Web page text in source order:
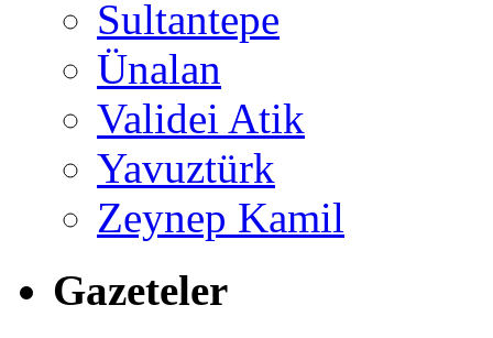
Sultantepe
Ünalan
Validei Atik
Yavuztürk
Zeynep Kamil
Gazeteler